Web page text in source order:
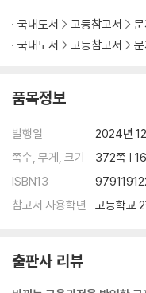
1. 방정식과 부등식에의 활용
연습문제 (step A, B, C)
08 부정적분
1. 부정적분
2. 다항함수의 부정적분
연습문제 (step A, B, C)
국내도서 고등참고서
국내도서
고등참고서
품목정보
발행일
2024년
쪽수, 무게, 크기
372쪽 |
ISBN13
참고서 사용학년
고등학교
출판사 리뷰